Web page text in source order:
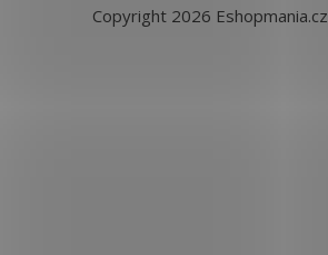
Copyright 2026 Eshopmania.cz